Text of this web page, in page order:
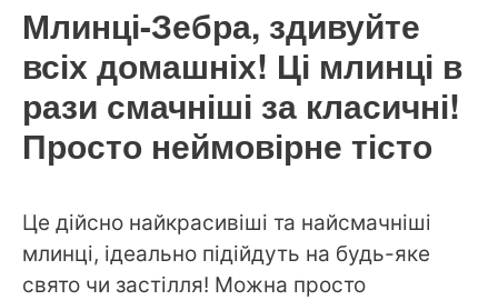
Млинці-Зебра, здивуйте
всіх домашніх! Ці млинці в
рази смачніші за класичні!
Просто неймовірне тісто
Це дійсно найкрасивіші та найсмачніші
млинці, ідеально підійдуть на будь-яке
свято чи застілля! Можна просто